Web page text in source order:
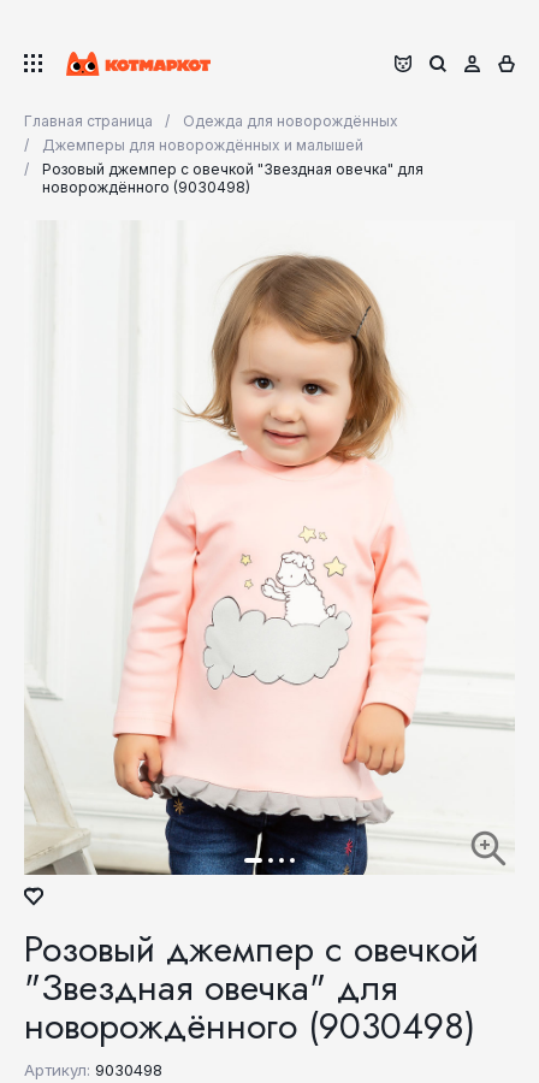
Главная страница
Одежда для новорождённых
Джемперы для новорождённых и малышей
Розовый джемпер с овечкой "Звездная овечка" для
новорождённого (9030498)
Розовый джемпер с овечкой
"Звездная овечка" для
новорождённого (9030498)
Артикул: 9030498